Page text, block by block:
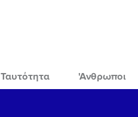
Ταυτότητα 'Ανθρωποι